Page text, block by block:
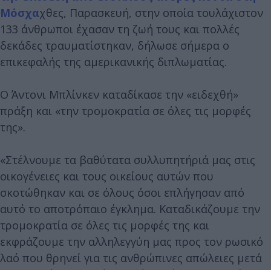
Μόσχαχθες, Παρασκευή, στην οποία τουλάχιστον
133 άνθρωποι έχασαν τη ζωή τους και πολλές
δεκάδες τραυματίστηκαν, δήλωσε σήμερα ο
επικεφαλής της αμερικανικής διπλωματίας.
Ο Άντονι Μπλίνκεν καταδίκασε την «ειδεχθή»
πράξη και «την τρομοκρατία σε όλες τις μορφές
της».
«Στέλνουμε τα βαθύτατα συλλυπητήριά μας στις
οικογένειες και τους οικείους αυτών που
σκοτώθηκαν και σε όλους όσοι επλήγησαν από
αυτό το αποτρόπαιο έγκλημα. Καταδικάζουμε την
τρομοκρατία σε όλες τις μορφές της και
εκφράζουμε την αλληλεγγύη μας προς τον ρωσικό
λαό που θρηνεί για τις ανθρώπινες απώλειες μετά